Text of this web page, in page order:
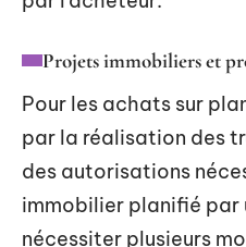
Projets immobiliers et
Pour les achats sur
par la réalisation des
des autorisations
immobilier planifié par
nécessiter plusieurs